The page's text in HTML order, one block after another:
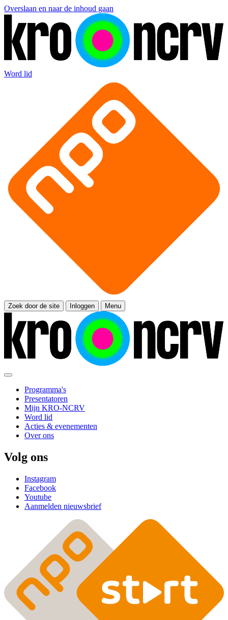
Overslaan en naar de inhoud gaan
Word lid
Zoek door de site Inloggen Menu
Programma's
Presentatoren
Mijn KRO-NCRV
Word lid
Acties & evenementen
Over ons
Volg ons
Instagram
Facebook
Youtube
Aanmelden nieuwsbrief